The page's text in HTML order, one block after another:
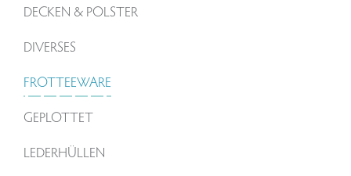
DECKEN & POLSTER
DIVERSES
FROTTEEWARE
GEPLOTTET
LEDERHÜLLEN